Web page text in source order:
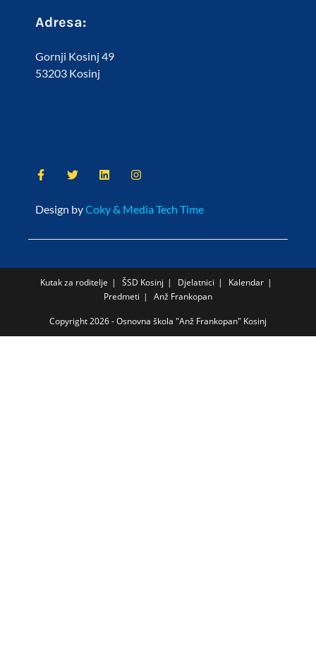
Adresa:
Gornji Kosinj 49
53203 Kosinj
Design byCoky & Media Tech Time
Kutak za roditelje ŠSD Kosinj Djelatnici
Kalendar
Predmeti
Anž Frankopan
Copyright 2026 - Osnovna škola "Anž Frankopan" Kosinj